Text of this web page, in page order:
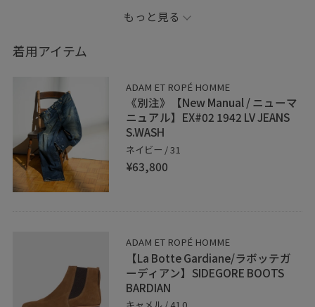
で唯一無二のヴィンテージ感溢れた本アイテムはとても
貴重です！
是非お試し下さい！
https://www.instagram.com/reel/DWaZUR3kfRJ/?
igsh=MWUzbXRyMWtrajZmZg==
——————————————————————————————
スタッフ、スタイリングを♡をタップして保存していた
《お気に入り》からすぐにご覧いただけますのでとても
便利！
もっと見る
着用アイテム
ADAM ET ROPÉ HOMME
《別注》【New Manual / ニューマ
ニュアル】EX#02 1942 LV JEANS
S.WASH
ネイビー / 31
¥63,800
ADAM ET ROPÉ HOMME
【La Botte Gardiane/ラボッテガ
ーディアン】SIDEGORE BOOTS
BARDIAN